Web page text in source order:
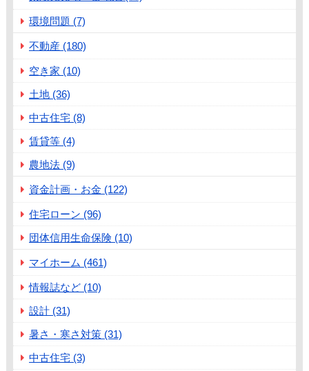
環境問題 (7)
不動産 (180)
空き家 (10)
土地 (36)
中古住宅 (8)
賃貸等 (4)
農地法 (9)
資金計画・お金 (122)
住宅ローン (96)
団体信用生命保険 (10)
マイホーム (461)
情報誌など (10)
設計 (31)
暑さ・寒さ対策 (31)
中古住宅 (3)